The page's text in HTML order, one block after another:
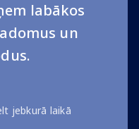
labākos
un
jebkurā laikā